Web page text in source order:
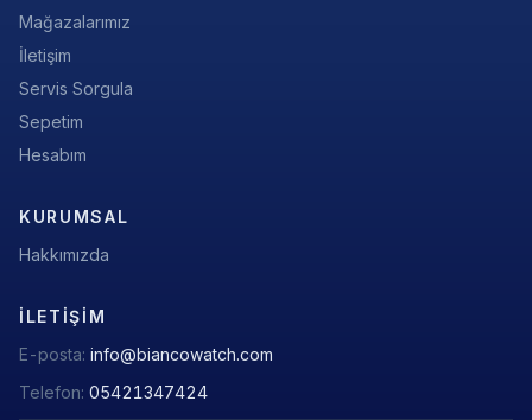
Mağazalarımız
İletişim
Servis Sorgula
Sepetim
Hesabım
KURUMSAL
Hakkımızda
İLETIŞIM
E-posta: info@biancowatch.com
Telefon: 05421347424